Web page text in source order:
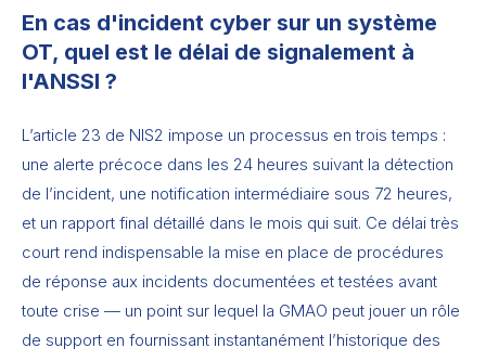
En cas d'incident cyber sur un système
OT, quel est le délai de signalement à
l'ANSSI ?
L’article 23 de NIS2 impose un processus en trois temps :
une alerte précoce dans les 24 heures suivant la détection
de l’incident, une notification intermédiaire sous 72 heures,
et un rapport final détaillé dans le mois qui suit. Ce délai très
court rend indispensable la mise en place de procédures
de réponse aux incidents documentées et testées avant
toute crise — un point sur lequel la GMAO peut jouer un rôle
de support en fournissant instantanément l’historique des